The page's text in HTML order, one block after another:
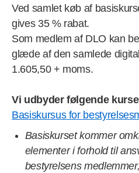
Ved samlet køb af
gives 35 % rabat.
Som medlem af DLO kan
glæde af den samlede
1.605,50 + moms.
Vi udbyder følgende
Basiskursus for
Basiskurset kommer
elementer i forhold til
bestyrelsens